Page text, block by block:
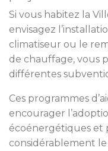
Si vous habitez la
envisagez
climatiseur ou le
de chauffage, vous
différentes
Ces programmes
encourager
écoénergétiques
considérablement le